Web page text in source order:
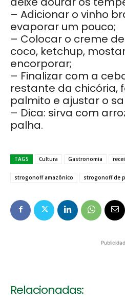
– Adicionar o vinho
evaporar um pouco;
– Colocar o creme
coco, ketchup,
encorporar;
– Finalizar com a
restante da chicória,
palmito e ajustar o
– Dica: sirva com
palha.
TAGS Cultura Gastronomia
strogonoff amazônico strogonoff de
Relacionadas: